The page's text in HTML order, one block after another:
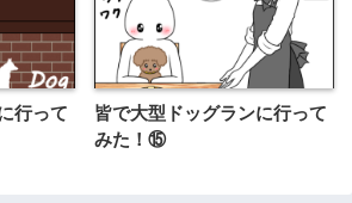
行って
皆で大型ドッグランに行って
みた！⑮